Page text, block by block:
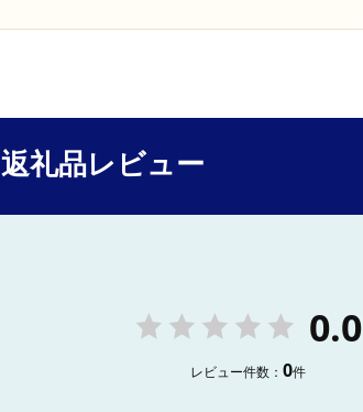
返礼品レビュー
0.0
レビュー件数： 0件